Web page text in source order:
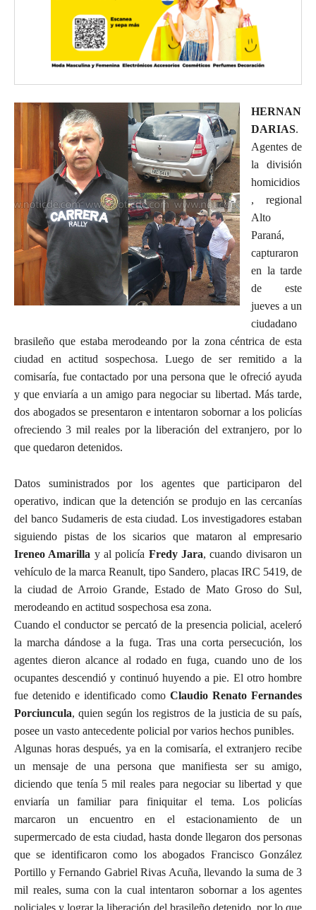
HERNAN
DARIAS.
Agentes de
la división
homicidios
, regional
Alto
Paraná,
capturaron
en la tarde
de este
jueves a un
ciudadano
brasileño que estaba merodeando por la zona céntrica de esta
ciudad en actitud sospechosa. Luego de ser remitido a la
comisaría, fue contactado por una persona que le ofreció ayuda
y que enviaría a un amigo para negociar su libertad. Más tarde,
dos abogados se presentaron e intentaron sobornar a los policías
ofreciendo 3 mil reales por la liberación del extranjero, por lo
que quedaron detenidos.
Datos suministrados por los agentes que participaron del
operativo, indican que la detención se produjo en las cercanías
del banco Sudameris de esta ciudad. Los investigadores estaban
siguiendo pistas de los sicarios que mataron al empresario
Ireneo Amarilla y al policía Fredy Jara, cuando divisaron un
vehículo de la marca Reanult, tipo Sandero, placas IRC 5419, de
la ciudad de Arroio Grande, Estado de Mato Groso do Sul,
merodeando en actitud sospechosa esa zona.
Cuando el conductor se percató de la presencia policial, aceleró
la marcha dándose a la fuga. Tras una corta persecución, los
agentes dieron alcance al rodado en fuga, cuando uno de los
ocupantes descendió y continuó huyendo a pie. El otro hombre
fue detenido e identificado como Claudio Renato Fernandes
Porciuncula, quien según los registros de la justicia de su país,
posee un vasto antecedente policial por varios hechos punibles.
Algunas horas después, ya en la comisaría, el extranjero recibe
un mensaje de una persona que manifiesta ser su amigo,
diciendo que tenía 5 mil reales para negociar su libertad y que
enviaría un familiar para finiquitar el tema. Los policías
marcaron un encuentro en el estacionamiento de un
supermercado de esta ciudad, hasta donde llegaron dos personas
que se identificaron como los abogados Francisco González
Portillo y Fernando Gabriel Rivas Acuña, llevando la suma de 3
mil reales, suma con la cual intentaron sobornar a los agentes
policiales y lograr la liberación del brasileño detenido, por lo que